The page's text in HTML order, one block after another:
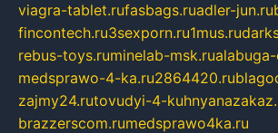
viagra-tablet.rufasbags.ruadler-jun.ru
fincontech.ru3sexporn.ru1mus.ru
rebus-toys.ruminelab-msk.ru
medsprawo-4-ka.ru2864420.ru
zajmy24.rutovudyi-4-
brazzerscom.rumedsprawo4ka.ru